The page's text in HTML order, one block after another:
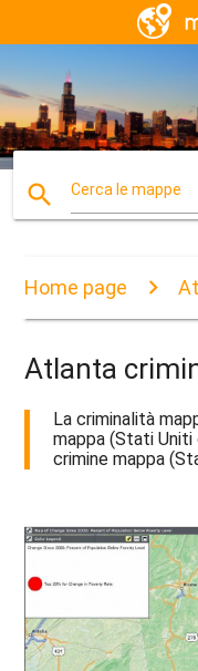
search Cerca le mappe
Home page
Atlanta
La criminalità
mappa (Stati
crimine mappa